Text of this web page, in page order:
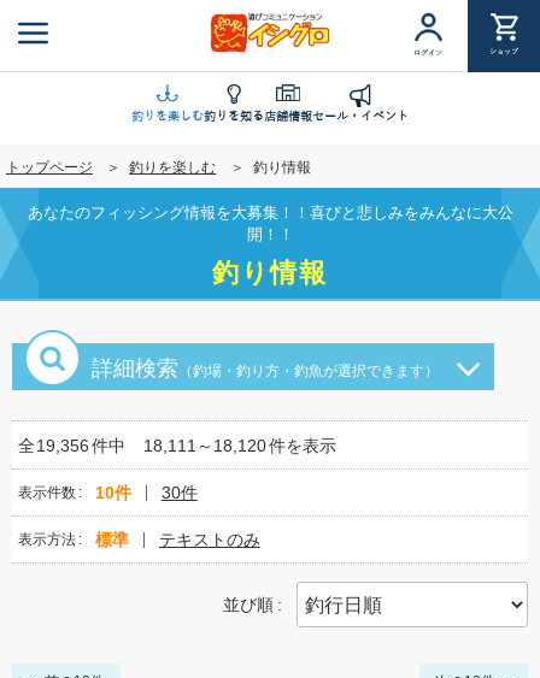
ン
に
移
動
ログイン ショップ
釣りを楽しむ釣りを知る店舗情報セール・イベント
トップページ 釣りを楽しむ 釣り情報
あなたのフィッシング情報を大募集！！喜びと悲しみをみんなに大公
開！！
釣り情報
詳細検索 （釣場・釣り方・釣魚が選択できます）
全19,356件中 18,111～18,120件を表示
表示件数 10件 30件
表示方法 標準 テキストのみ
並び順